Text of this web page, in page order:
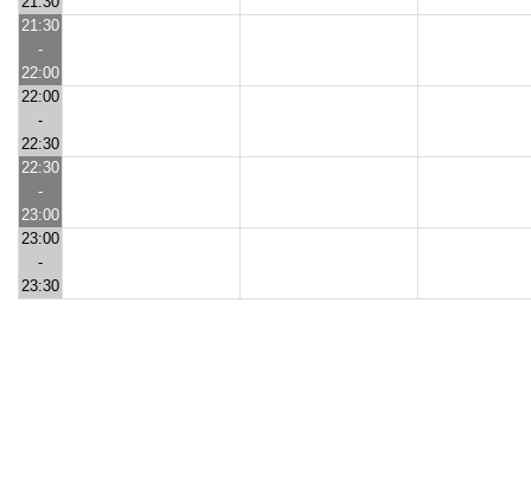
21:30
-
22:00
22:00
-
22:30
22:30
-
23:00
23:00
-
23:30